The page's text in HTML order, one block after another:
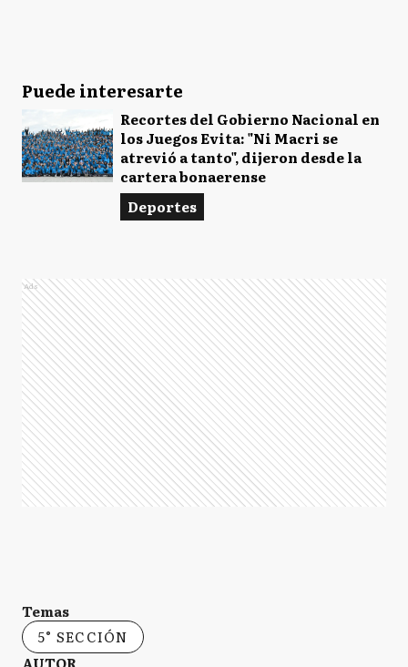
Puede interesarte
Recortes del Gobierno Nacional en
los Juegos Evita: "Ni Macri se
atrevió a tanto", dijeron desde la
cartera bonaerense
Deportes
Ads
Temas
5° SECCIÓN